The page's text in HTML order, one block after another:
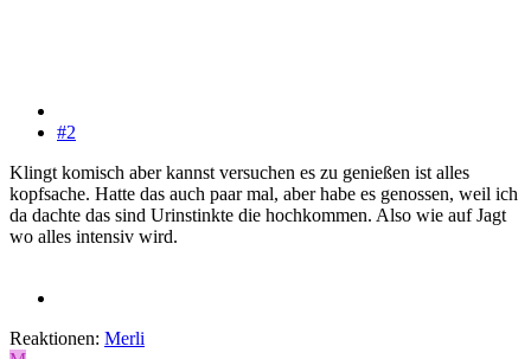
#2
Klingt komisch aber kannst versuchen es zu genießen ist alles
kopfsache. Hatte das auch paar mal, aber habe es genossen, weil ich
da dachte das sind Urinstinkte die hochkommen. Also wie auf Jagt
wo alles intensiv wird.
Reaktionen: Merli